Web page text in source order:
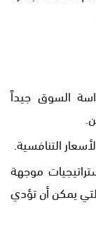
السوق جيداً
التنافسية.
موجهة
يمكن أن تؤدي